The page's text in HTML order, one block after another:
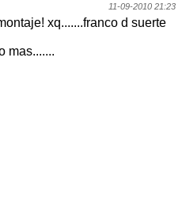
11-09-2010 21:23
xq.......franco d suerte
mas.......